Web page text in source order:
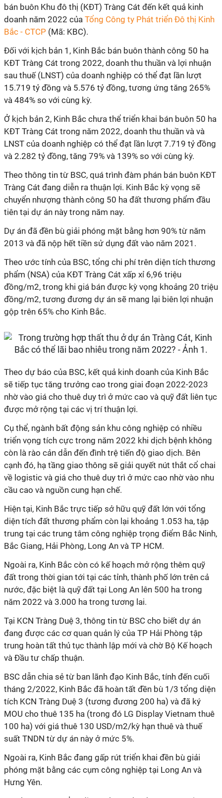
bán buôn Khu đô thị (KĐT) Tràng Cát đến kết quả kinh
doanh năm 2022 của Tổng Công ty Phát triển Đô thị Kinh
Bắc - CTCP (Mã: KBC).
Đối với kịch bản 1, Kinh Bắc bán buôn thành công 50 ha
KĐT Tràng Cát trong 2022, doanh thu thuần và lợi nhuận
sau thuế (LNST) của doanh nghiệp có thể đạt lần lượt
15.719 tỷ đồng và 5.576 tỷ đồng, tương ứng tăng 265%
và 484% so với cùng kỳ.
Ở kịch bản 2, Kinh Bắc chưa thể triển khai bán buôn 50 ha
KĐT Tràng Cát trong năm 2022, doanh thu thuần và và
LNST của doanh nghiệp có thể đạt lần lượt 7.719 tỷ đồng
và 2.282 tỷ đồng, tăng 79% và 139% so với cùng kỳ.
Theo thông tin từ BSC, quá trình đàm phán bán buôn KĐT
Tràng Cát đang diễn ra thuận lợi. Kinh Bắc kỳ vọng sẽ
chuyển nhượng thành công 50 ha đất thương phẩm đầu
tiên tại dự án này trong năm nay.
Dự án đã đền bù giải phóng mặt bằng hơn 90% từ năm
2013 và đã nộp hết tiền sử dụng đất vào năm 2021.
Theo ước tính của BSC, tổng chi phí trên diện tích thương
phẩm (NSA) của KĐT Tràng Cát xấp xỉ 6,96 triệu
đồng/m2, trong khi giá bán được kỳ vọng khoảng 20 triệu
đồng/m2, tương đương dự án sẽ mang lại biên lợi nhuận
gộp trên 65% cho Kinh Bắc.
Theo dự báo của BSC, kết quả kinh doanh của Kinh Bắc
sẽ tiếp tục tăng trưởng cao trong giai đoạn 2022-2023
nhờ vào giá cho thuê duy trì ở mức cao và quỹ đất liên tục
được mở rộng tại các vị trí thuận lợi.
Cụ thể, ngành bất động sản khu công nghiệp có nhiều
triển vọng tích cực trong năm 2022 khi dịch bệnh không
còn là rào cản dẫn đến đình trệ tiến độ giao dịch. Bên
cạnh đó, hạ tầng giao thông sẽ giải quyết nút thắt cổ chai
về logistic và giá cho thuê duy trì ở mức cao nhờ vào nhu
cầu cao và nguồn cung hạn chế.
Hiện tại, Kinh Bắc trực tiếp sở hữu quỹ đất lớn với tổng
diện tích đất thương phẩm còn lại khoảng 1.053 ha, tập
trung tại các trung tâm công nghiệp trọng điểm Bắc Ninh,
Bắc Giang, Hải Phòng, Long An và TP HCM.
Ngoài ra, Kinh Bắc còn có kế hoạch mở rộng thêm quỹ
đất trong thời gian tới tại các tỉnh, thành phố lớn trên cả
nước, đặc biệt là quỹ đất tại Long An lên 500 ha trong
năm 2022 và 3.000 ha trong tương lai.
Tại KCN Tràng Duệ 3, thông tin từ BSC cho biết dự án
đang được các cơ quan quản lý của TP Hải Phòng tập
trung hoàn tất thủ tục thành lập mới và chờ Bộ Kế hoạch
và Đầu tư chấp thuận.
BSC dẫn chia sẻ từ ban lãnh đạo Kinh Bắc, tính đến cuối
tháng 2/2022, Kinh Bắc đã hoàn tất đền bù 1/3 tổng diện
tích KCN Tràng Duệ 3 (tương đương 200 ha) và đã ký
MOU cho thuê 135 ha (trong đó LG Display Vietnam thuê
100 ha) với giá thuê 130 USD/m2/kỳ hạn thuê và thuế
suất TNDN từ dự án này ở mức 5%.
Ngoài ra, Kinh Bắc đang gấp rút triển khai đền bù giải
phóng mặt bằng các cụm công nghiệp tại Long An và
Hưng Yên.